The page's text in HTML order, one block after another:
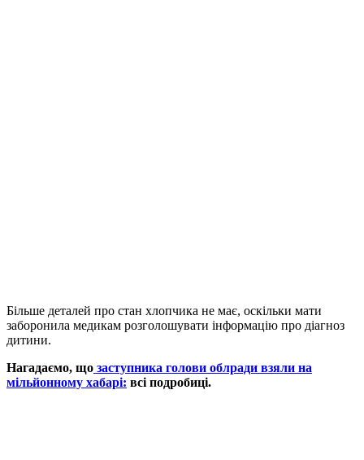
Більше деталей про стан хлопчика не має, оскільки мати
заборонила медикам розголошувати інформацію про діагноз
дитини.
Нагадаємо, що заступника голови облради взяли на
мільйонному хабарі: всі подробиці.